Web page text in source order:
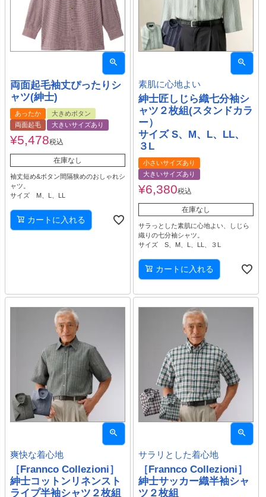
両面起毛袖丈ぴったりシ
ャツ(紳士)
あったか
大きめボタン
両面起毛
大きいサイズあり
¥5,478税込
在庫なし
袖丈短め&ボタン間隔狭めのおしゃれシ
ャツ。
サイズ M、L、LL
カートに入れる
素肌に心地よい
紳士匠しじら織七分袖シ
ャツ２枚組(スタンドカラ
ー）
サイズ S、M、L、LL、
３L
小さいサイズあり
大きいサイズあり
¥6,380税込
在庫なし
サラっとした素肌に心地よい、しじら
織りの七分袖シャツ。
サイズ S、M、L、LL、３L
カートに入れる
爽快な着心地
［Frannco Collezioni］
紳士コットンリネンスト
ライプ半袖シャツ２枚組
サラリとした着心地
［Frannco Collezioni］
紳士サッカー織半袖シャ
ツ２枚組